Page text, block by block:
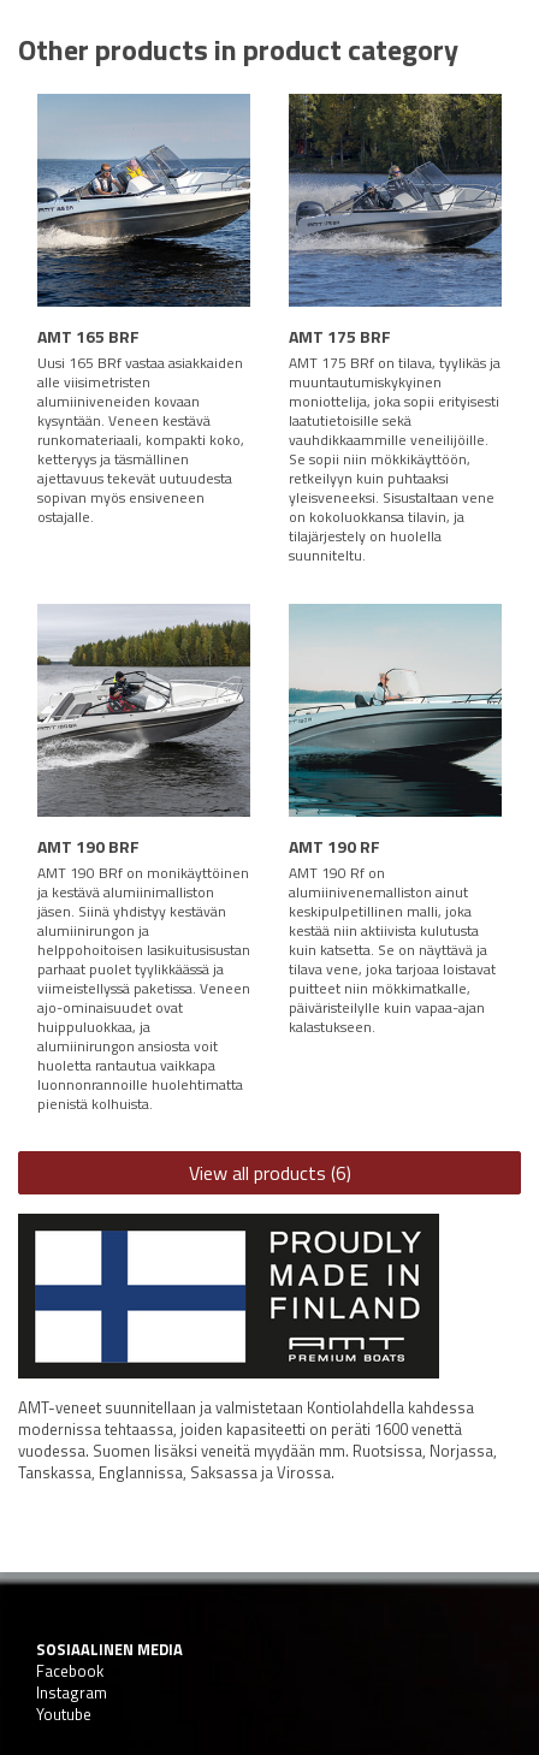
Other products in product category
AMT 165 BRF
Uusi 165 BRf vastaa asiakkaiden
alle viisimetristen
alumiiniveneiden kovaan
kysyntään. Veneen kestävä
runkomateriaali, kompakti koko,
ketteryys ja täsmällinen
ajettavuus tekevät uutuudesta
sopivan myös ensiveneen
ostajalle.
AMT 175 BRF
AMT 175 BRf on tilava, tyylikäs ja
muuntautumiskykyinen
moniottelija, joka sopii erityisesti
laatutietoisille sekä
vauhdikkaammille veneilijöille.
Se sopii niin mökkikäyttöön,
retkeilyyn kuin puhtaaksi
yleisveneeksi. Sisustaltaan vene
on kokoluokkansa tilavin, ja
tilajärjestely on huolella
suunniteltu.
AMT 190 BRF
AMT 190 BRf on monikäyttöinen
ja kestävä alumiinimalliston
jäsen. Siinä yhdistyy kestävän
alumiinirungon ja
helppohoitoisen lasikuitusisustan
parhaat puolet tyylikkäässä ja
viimeistellyssä paketissa. Veneen
ajo-ominaisuudet ovat
huippuluokkaa, ja
alumiinirungon ansiosta voit
huoletta rantautua vaikkapa
luonnonrannoille huolehtimatta
pienistä kolhuista.
AMT 190 RF
AMT 190 Rf on
alumiinivenemalliston ainut
keskipulpetillinen malli, joka
kestää niin aktiivista kulutusta
kuin katsetta. Se on näyttävä ja
tilava vene, joka tarjoaa loistavat
puitteet niin mökkimatkalle,
päiväristeilylle kuin vapaa-ajan
kalastukseen.
View all products (6)
AMT-veneet suunnitellaan ja valmistetaan Kontiolahdella kahdessa
modernissa tehtaassa, joiden kapasiteetti on peräti 1600 venettä
vuodessa. Suomen lisäksi veneitä myydään mm. Ruotsissa, Norjassa,
Tanskassa, Englannissa, Saksassa ja Virossa.
SOSIAALINEN MEDIA
Facebook
Instagram
Youtube